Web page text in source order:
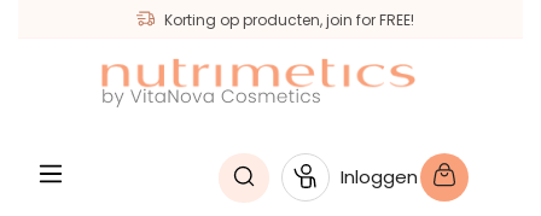
Korting op producten, join for FREE!
Inloggen